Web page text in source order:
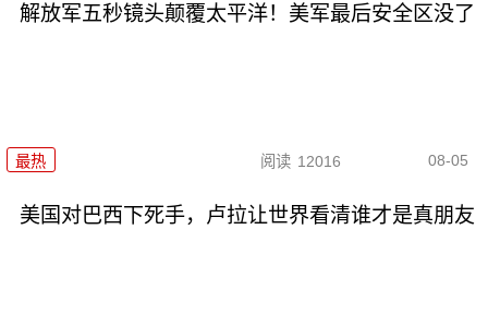
解放军五秒镜头颠覆太平洋！美军最后安全区没了
最热 阅读 12016 08-05
美国对巴西下死手，卢拉让世界看清谁才是真朋友